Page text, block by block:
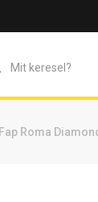
Fap Roma
Vásárlói